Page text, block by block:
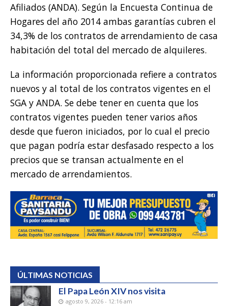
Afiliados (ANDA). Según la Encuesta Continua de
Hogares del año 2014 ambas garantías cubren el
34,3% de los contratos de arrendamiento de casa
habitación del total del mercado de alquileres.
La información proporcionada refiere a contratos
nuevos y al total de los contratos vigentes en el
SGA y ANDA. Se debe tener en cuenta que los
contratos vigentes pueden tener varios años
desde que fueron iniciados, por lo cual el precio
que pagan podría estar desfasado respecto a los
precios que se transan actualmente en el
mercado de arrendamientos.
ÚLTIMAS NOTICIAS
El Papa León XIV nos visita
agosto 9, 2026 - 12:16 am